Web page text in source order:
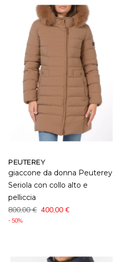
PEUTEREY
giaccone da donna Peuterey
Seriola con collo alto e
pelliccia
800,00 € 400,00 €
- 50%